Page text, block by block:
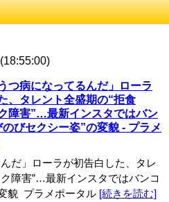
つ病になってるんだ」ローラ
、タレント全盛期の“拒食
障害”…最新インスタではバン
のびセクシー姿”の変貌 - プラメ
だ」ローラが初告白した、タレ
ク障害”…最新インスタではバンコ
貌 プラメポータル [続きを読む]